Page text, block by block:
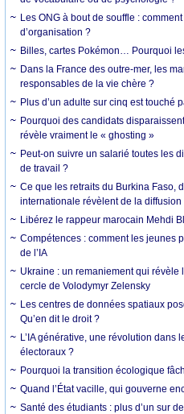
Les ONG à bout de souffle :
d’organisation ?
Billes, cartes Pokémon… Pourquoi
Dans la France des outre-mer, les
responsables de la vie chère ?
Plus d’un adulte sur cinq est touché
Pourquoi des candidats
révèle vraiment le « ghosting »
Peut-on suivre un salarié toutes les
de travail ?
Ce que les retraits du Burkina Faso,
internationale révèlent de la diffusion
Libérez le rappeur marocain Mehdi
Compétences : comment les jeunes
de l’IA
Ukraine : un remaniement qui révèle
cercle de Volodymyr Zelensky
Les centres de données spatiaux
Qu’en dit le droit ?
L’IA générative, une révolution dans
électoraux ?
Pourquoi la transition écologique
Quand l’État vacille, qui gouverne
Santé des étudiants : plus d’un sur